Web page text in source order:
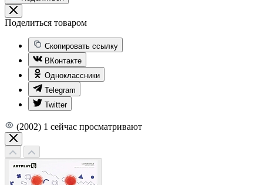
Поделиться товаром
Скопировать ссылку
ВКонтакте
Одноклассники
Telegram
Twitter
(2002) 1 сейчас просматривают